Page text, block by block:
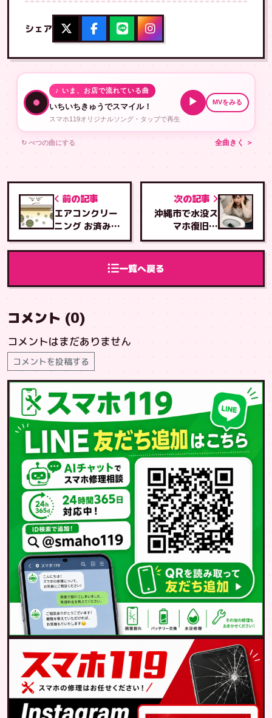
シェア
♪ いま、お店で流れている曲
いちいちきゅうでスマイル！
スマホ119オリジナルソング・タップで再生
▶ MVをみる
↻ べつの曲にする 全曲きく ＞
前の記事
エアコンクリー
ニング お済みで
すか？
一覧へ戻る
次の記事
沖縄市で水没ス
マホ復旧！
80%の成功率
を実現
コメント (0)
コメントはまだありません
コメントを投稿する